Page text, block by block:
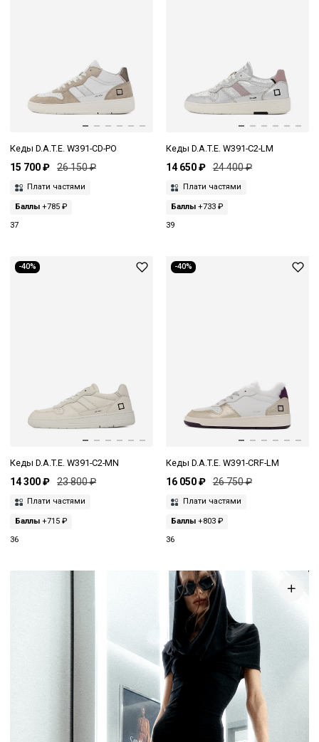
Кеды D.A.T.E. W391-CD-PO
15 700 ₽ 26 150 ₽
Плати частями
Баллы +785 ₽
37
Кеды D.A.T.E. W391-C2-LM
14 650 ₽ 24 400 ₽
Плати частями
Баллы+733 ₽
39
-40%
Кеды D.A.T.E. W391-C2-MN
14 300 ₽ 23 800 ₽
Плати частями
Баллы +715 ₽
36
-40%
Кеды D.A.T.E. W391-CRF-LM
16 050 ₽ 26 750 ₽
Плати частями
Баллы+803 ₽
36